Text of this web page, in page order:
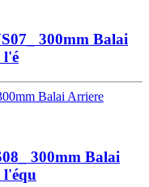
300mm Balai
l'é
300mm Balai
l'équ